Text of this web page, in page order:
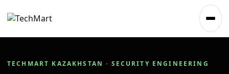
TECHMART KAZAKHSTAN · SECURITY ENGINEERING